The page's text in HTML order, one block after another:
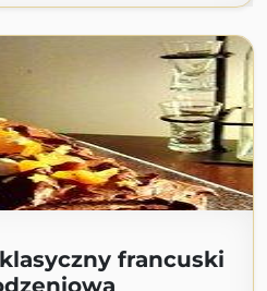
francuski